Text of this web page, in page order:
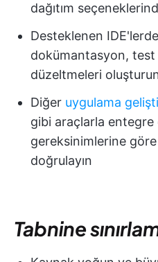
dağıtım
Desteklenen
dokümantasyon, test
düzeltmeleri
Diğer uygulama
gibi araçlarla
gereksinimlerine
doğrulayın
Tabnine